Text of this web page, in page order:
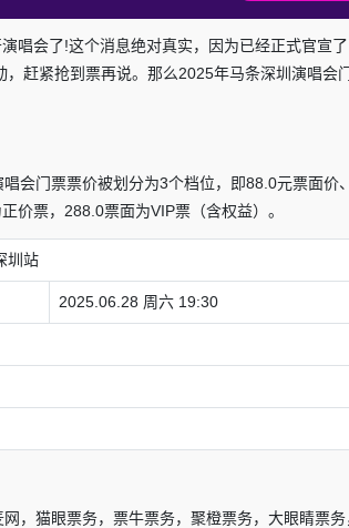
唱会了!这个消息绝对真实，因为已经正式官宣
赶紧抢到票再说。那么2025年马条深圳演唱会
会门票票价被划分为3个档位，即88.0元票面价
价票，288.0票面为VIP票（含权益）。
圳站
2025.06.28 周六 19:30
，猫眼票务，票牛票务，聚橙票务，大眼睛票